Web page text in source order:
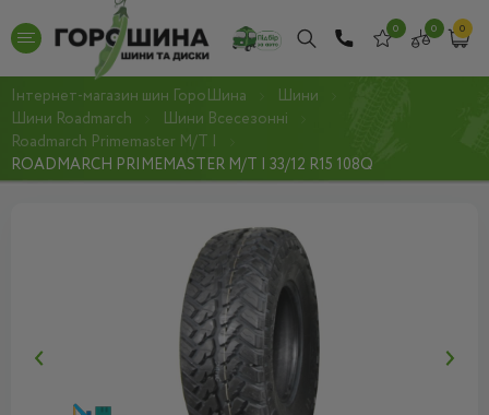
0 0 0
Інтернет-магазин шин ГороШина
Шини
Шини Roadmarch
Шини Всесезонні
Roadmarch Primemaster M/T I
ROADMARCH PRIMEMASTER M/T I 33/12 R15 108Q